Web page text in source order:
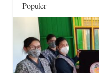
Populer